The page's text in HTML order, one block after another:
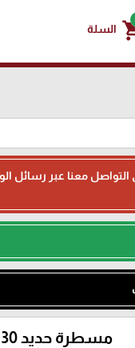
السلة
التواصل معنا عبر رسائل
مسطرة حديد 30 سم